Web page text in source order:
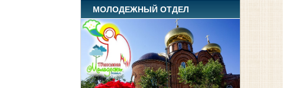
МОЛОДЕЖНЫЙ ОТДЕЛ